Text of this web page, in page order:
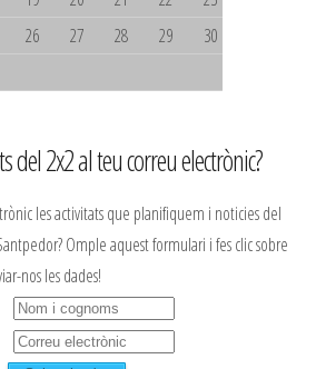
26 27 28 29
30
del 2x2 al teu correu electrònic?
les activitats que planifiquem i noticies del
Omple aquest formulari i fes clic sobre
nos les dades!